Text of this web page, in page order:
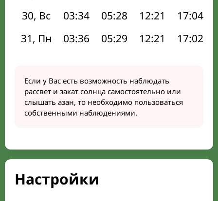
30, Вс
03:34 05:28 12:21 17:04
31, Пн
03:36 05:29 12:21 17:02
Если у Вас есть возможность наблюдать
рассвет и закат солнца самостоятельно или
слышать азан, то необходимо пользоваться
собственными наблюдениями.
Настройки